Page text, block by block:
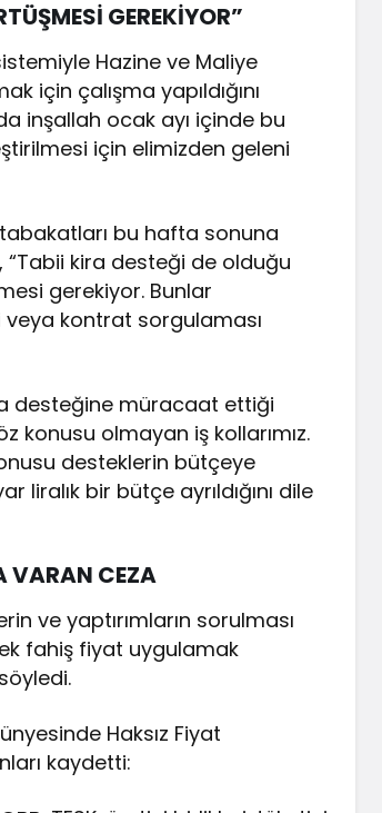
GEREKİYOR”
Hazine ve Maliye
için çalışma yapıldığını
inşallah ocak ayı içinde bu
için elimizden geleni
bu hafta sonuna
kira desteği de olduğu
gerekiyor. Bunlar
kontrat sorgulaması
desteğine müracaat ettiği
konusu olmayan iş kollarımız.
desteklerin bütçeye
bir bütçe ayrıldığını dile
VARAN CEZA
ve yaptırımların sorulması
fahiş fiyat uygulamak
Haksız Fiyat
kaydetti: